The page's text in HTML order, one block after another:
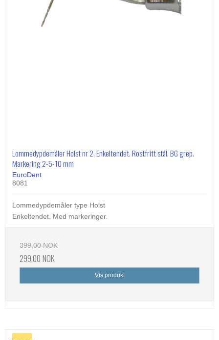
Lommedypdemåler Holst nr 2, Enkeltendet. Rostfritt stål. BG grep.
Markering 2-5-10 mm
EuroDent
8081
Lommedypdemåler type Holst
Enkeltendet. Med markeringer.
399,00 NOK
299,00 NOK
Vis produkt